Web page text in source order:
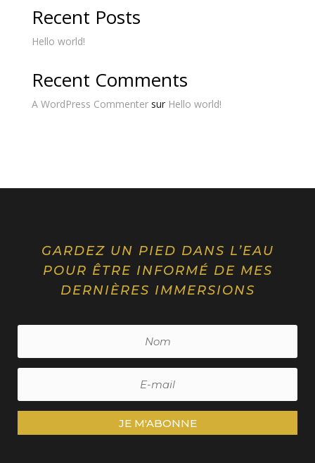
Recent Posts
Hello world!
Recent Comments
A WordPress Commentersur Hello world!
GARDEZ UN PIED DANS L’EAU
POUR ÊTRE INFORMÉ DE MES
DERNIÈRES IMMERSIONS
JE M'ABONNE